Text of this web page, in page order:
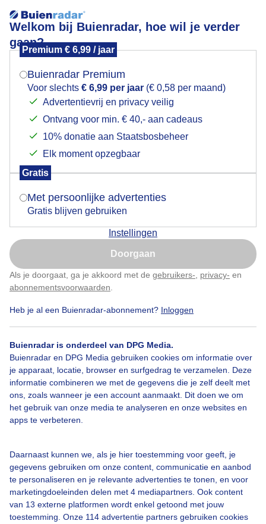
Welkom bij Buienradar, hoe wil je verder
gaan?
Premium € 6,99 / jaar
Buienradar Premium
Voor slechts € 6,99 per jaar (€ 0,58 per maand)
Advertentievrij en privacy veilig
Ontvang voor min. € 40,- aan cadeaus
10% donatie aan Staatsbosbeheer
Elk moment opzegbaar
Gratis
Met persoonlijke advertenties
Gratis blijven gebruiken
Instellingen
Doorgaan
Als je doorgaat, ga je akkoord met de gebruikers- privacy- en
abonnementsvoorwaarden
Heb je al een Buienradar-abonnement? Inloggen
Buienradar is onderdeel van DPG Media.
Buienradar en DPG Media gebruiken cookies om informatie over
je apparaat, locatie, browser en surfgedrag te verzamelen. Deze
informatie combineren we met de gegevens die je zelf deelt met
ons, zoals wanneer je een account aanmaakt. Dit doen we om
het gebruik van onze media te analyseren en onze websites en
apps te verbeteren.
Daarnaast kunnen we, als je hier toestemming voor geeft, je
gegevens gebruiken om onze content, communicatie en aanbod
te personaliseren en je relevante advertenties te tonen, en voor
marketingdoeleinden delen met 4 mediapartners. Ook content
van 13 externe platformen wordt enkel getoond met jouw
toestemming. Onze 114 advertentie partners gebruiken cookies
Daar komt de regen
NIet zoveel als gehoopt maar toch wat regen hier rond
het middaguur.
Door: Ilse Kootkar Gemaakt: 17-06-2026, 33x bekeken
Regen Wolken
Bekijk slideshow
Een moment geduld aub...
Mogen we je locatie gebruiken voor het
Indien je hier nog geen akkoord op hebt gegeven,
verschijnt er zo een pop-up uit je browser waarin
Is goed, toon de popup
Nu niet, misschien later
Klik hierom dit aan te passen